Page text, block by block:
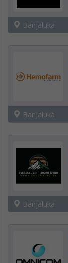
Banjaluka
Banjaluka
Banjaluka